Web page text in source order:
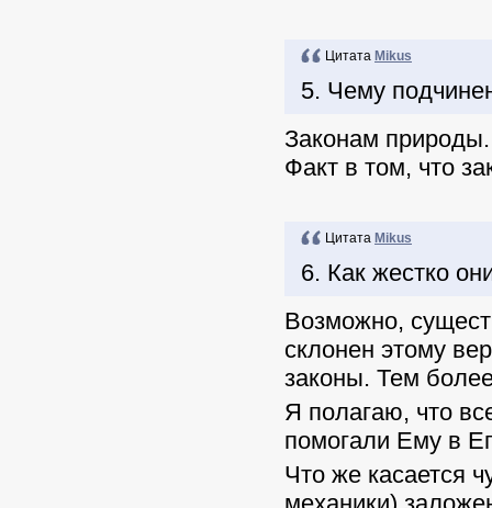
Цитата Mikus
5. Чему
Законам природы.
Факт в том, что
Цитата Mikus
6. Как жестко
Возможно,
склонен этому
законы. Тем
Я полагаю, что
помогали Ему в
Что же касается